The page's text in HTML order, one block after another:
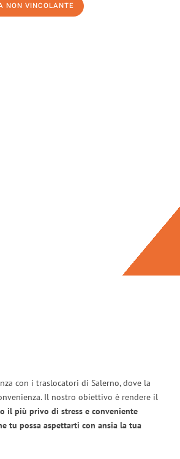
NON VINCOLANTE
con i traslocatori di Salerno, dove la
Il nostro obiettivo è rendere il
il più privo di stress e conveniente
tu possa aspettarti con ansia la tua